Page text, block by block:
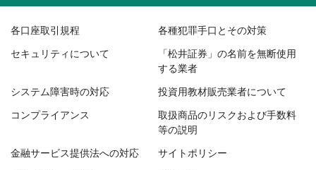
各口座取引規程 各種犯罪手口とその対策
セキュリティについて
「松井証券」の名前を無断使用
する業者
システム障害時の対応 投資用教材販売業者について
コンプライアンス
取扱商品のリスクおよび手数料
等の説明
金融サービス提供法への対応 サイトポリシー